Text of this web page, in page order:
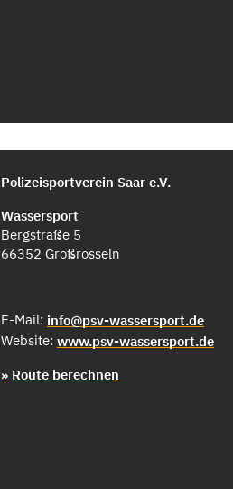
Polizeisportverein Saar e.V.
Wassersport
Bergstraße 5
66352 Großrosseln
E-Mail: info@psv-wassersport.de
Website: www.psv-wassersport.de
» Route berechnen